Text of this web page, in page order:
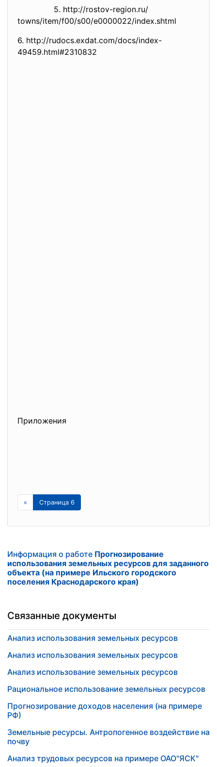
5. http://rostov-region.ru/
towns/item/f00/s00/e0000022/index.shtml
6. http://rudocs.exdat.com/docs/index-
49459.html#2310832
Приложения
« Страница 6
Информация о работе Прогнозирование
использования земельных ресурсов для заданного
объекта (на примере Ильского городского
поселения Краснодарского края)
Связанные документы
Анализ использования земельных ресурсов
Анализ использования земельных ресурсов
Анализ использование земельных ресурсов
Рациональное использование земельных ресурсов
Прогнозирование доходов населения (на примере
РФ)
Земельные ресурсы. Антропогенное воздействие на
почву
Анализ трудовых ресурсов на примере ОАО"ЯСК"